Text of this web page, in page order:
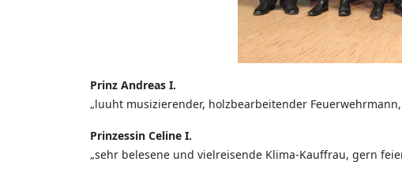
Prinz Andreas I.
„luuht musizierender, holzbearbeitender
Prinzessin Celine I.
„sehr belesene und vielreisende Klima-Kauffrau, gern